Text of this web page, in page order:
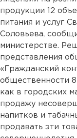
продукции 12
питания и услуг
Соловьева,
министерстве.
представления
«Гражданский
общественности
как в городских
продажу
напитков и
продавать эти